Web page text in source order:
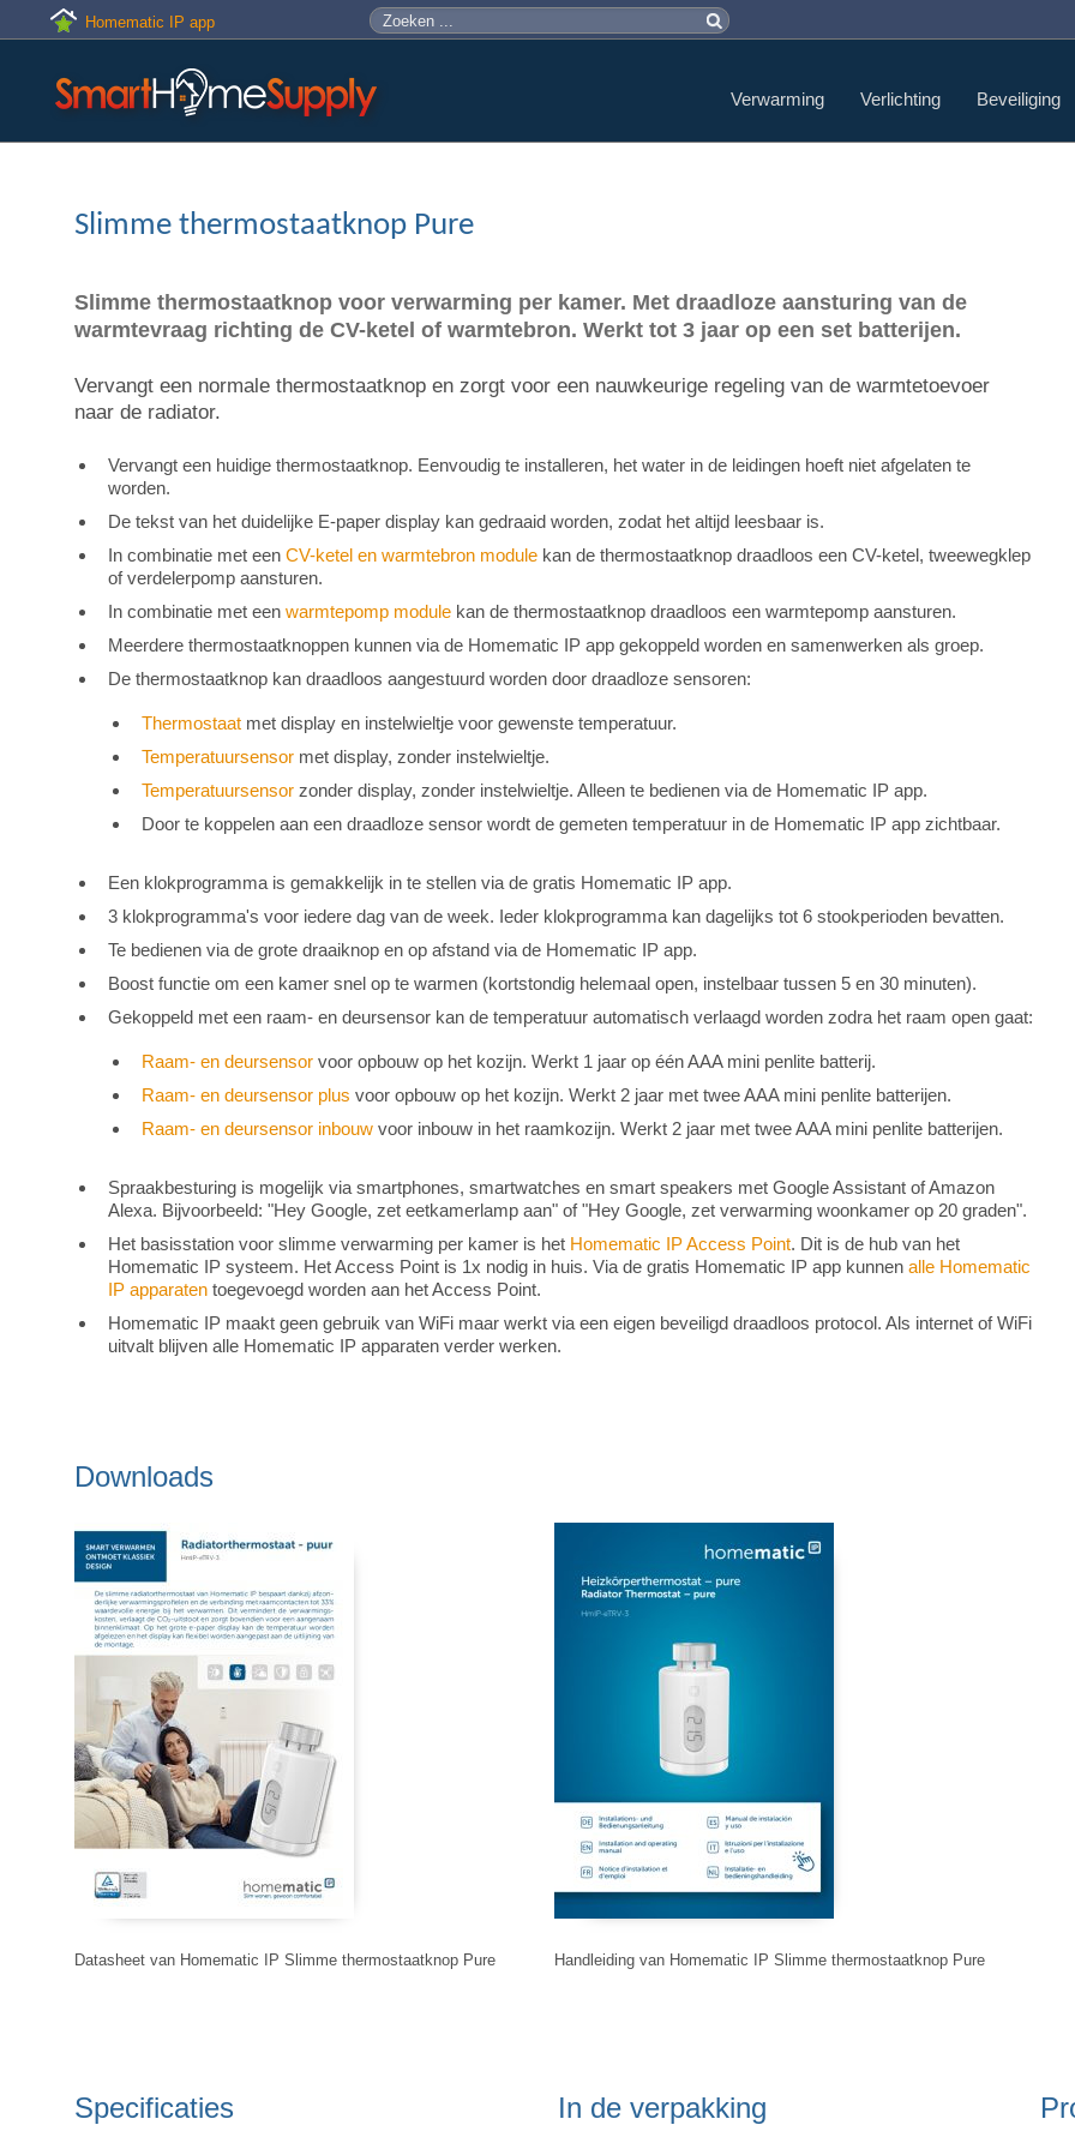
Skip to main content
Homematic IP app Zoekveld
Zoeken
Verwarming Verlichting Beveiliging
Slimme thermostaatknop Pure
Slimme thermostaatknop voor verwarming per kamer. Met draadloze aansturing van de
warmtevraag richting de CV-ketel of warmtebron. Werkt tot 3 jaar op een set batterijen.
Vervangt een normale thermostaatknop en zorgt voor een nauwkeurige regeling van de warmtetoevoer
naar de radiator.
Vervangt een huidige thermostaatknop. Eenvoudig te installeren, het water in de leidingen hoeft niet afgelaten te
worden.
De tekst van het duidelijke E-paper display kan gedraaid worden, zodat het altijd leesbaar is.
In combinatie met een CV-ketel en warmtebron module kan de thermostaatknop draadloos een CV-ketel, tweewegklep
of verdelerpomp aansturen.
In combinatie met een warmtepomp module kan de thermostaatknop draadloos een warmtepomp aansturen.
Meerdere thermostaatknoppen kunnen via de Homematic IP app gekoppeld worden en samenwerken als groep.
De thermostaatknop kan draadloos aangestuurd worden door draadloze sensoren:
Thermostaat met display en instelwieltje voor gewenste temperatuur.
Temperatuursensor met display, zonder instelwieltje.
Temperatuursensor zonder display, zonder instelwieltje. Alleen te bedienen via de Homematic IP app.
Door te koppelen aan een draadloze sensor wordt de gemeten temperatuur in de Homematic IP app zichtbaar.
Een klokprogramma is gemakkelijk in te stellen via de gratis Homematic IP app.
3 klokprogramma's voor iedere dag van de week. Ieder klokprogramma kan dagelijks tot 6 stookperioden bevatten.
Te bedienen via de grote draaiknop en op afstand via de Homematic IP app.
Boost functie om een kamer snel op te warmen (kortstondig helemaal open, instelbaar tussen 5 en 30 minuten).
Gekoppeld met een raam- en deursensor kan de temperatuur automatisch verlaagd worden zodra het raam open gaat:
Raam- en deursensor voor opbouw op het kozijn. Werkt 1 jaar op één AAA mini penlite batterij.
Raam- en deursensor plus voor opbouw op het kozijn. Werkt 2 jaar met twee AAA mini penlite batterijen.
Raam- en deursensor inbouw voor inbouw in het raamkozijn. Werkt 2 jaar met twee AAA mini penlite batterijen.
Spraakbesturing is mogelijk via smartphones, smartwatches en smart speakers met Google Assistant of Amazon
Alexa. Bijvoorbeeld: "Hey Google, zet eetkamerlamp aan" of "Hey Google, zet verwarming woonkamer op 20 graden".
Het basisstation voor slimme verwarming per kamer is het Homematic IP Access Point. Dit is de hub van het
Homematic IP systeem. Het Access Point is 1x nodig in huis. Via de gratis Homematic IP app kunnen alle Homematic
IP apparaten toegevoegd worden aan het Access Point.
Homematic IP maakt geen gebruik van WiFi maar werkt via een eigen beveiligd draadloos protocol. Als internet of WiFi
uitvalt blijven alle Homematic IP apparaten verder werken.
Downloads
Datasheet van Homematic IP Slimme thermostaatknop Pure Handleiding van Homematic IP Slimme thermostaatknop Pure
Specificaties In de verpakking